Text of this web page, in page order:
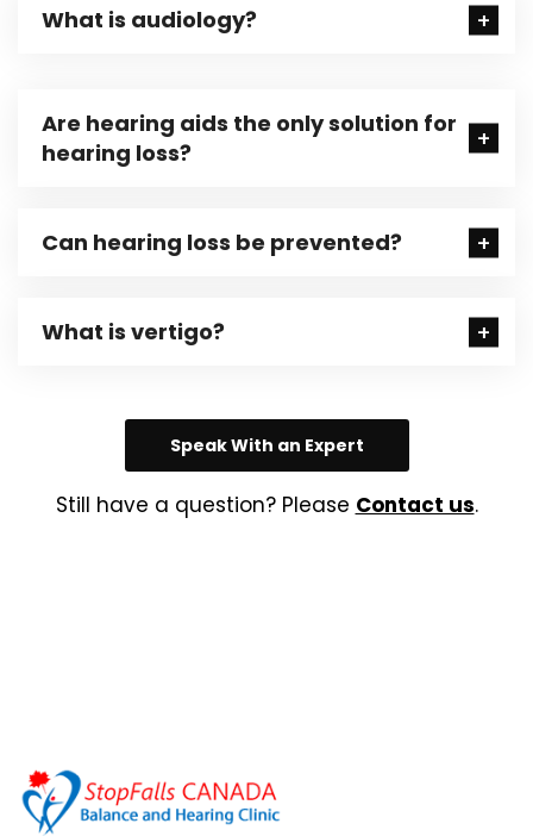
What is audiology?
Are hearing aids the only solution for
hearing loss?
Can hearing loss be prevented?
What is vertigo?
Speak With an Expert
Still have a question? Please Contact us.